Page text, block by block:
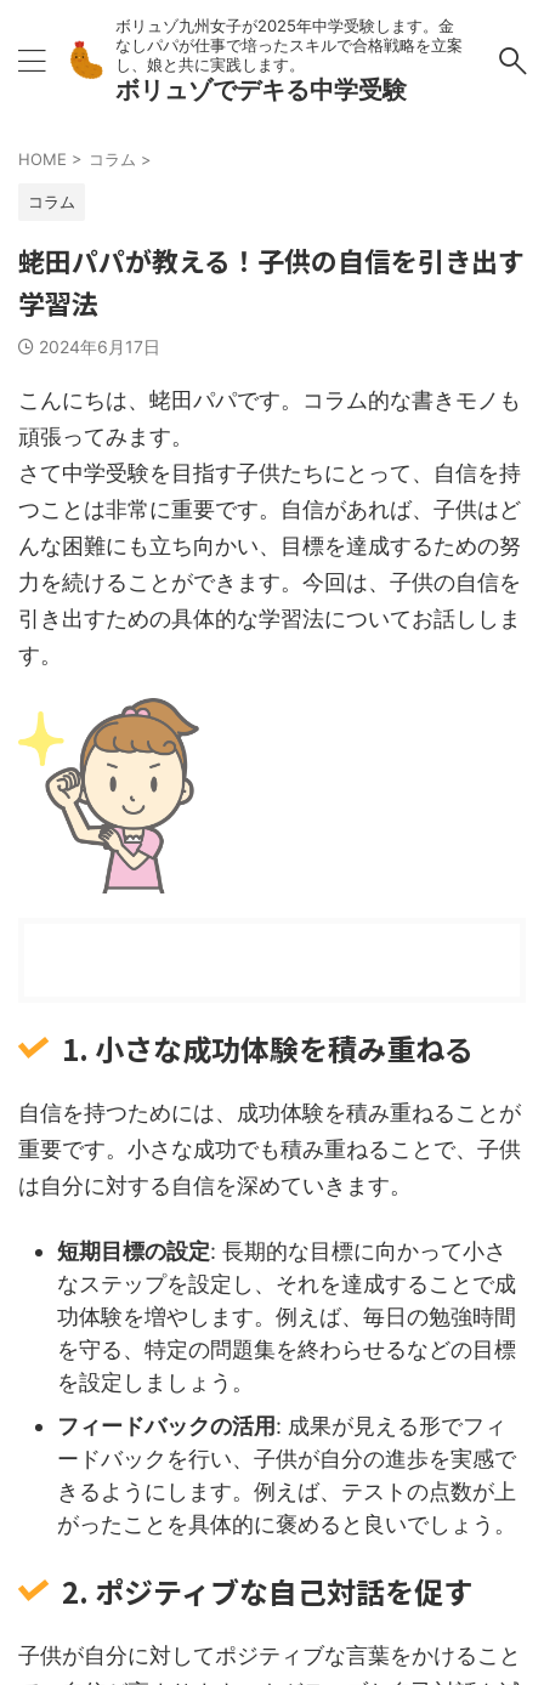
ボリュゾ九州女子が2025年中学受験します。金
なしパパが仕事で培ったスキルで合格戦略を立案
し、娘と共に実践します。
ボリュゾでデキる中学受験
HOME > コラム >
コラム
蛯田パパが教える！子供の自信を引き出す
学習法
2024年6月17日
こんにちは、蛯田パパです。コラム的な書きモノも
頑張ってみます。
さて中学受験を目指す子供たちにとって、自信を持
つことは非常に重要です。自信があれば、子供はど
んな困難にも立ち向かい、目標を達成するための努
力を続けることができます。今回は、子供の自信を
引き出すための具体的な学習法についてお話ししま
す。
1. 小さな成功体験を積み重ねる
自信を持つためには、成功体験を積み重ねることが
重要です。小さな成功でも積み重ねることで、子供
は自分に対する自信を深めていきます。
短期目標の設定: 長期的な目標に向かって小さ
なステップを設定し、それを達成することで成
功体験を増やします。例えば、毎日の勉強時間
を守る、特定の問題集を終わらせるなどの目標
を設定しましょう。
フィードバックの活用: 成果が見える形でフィ
ードバックを行い、子供が自分の進歩を実感で
きるようにします。例えば、テストの点数が上
がったことを具体的に褒めると良いでしょう。
2. ポジティブな自己対話を促す
子供が自分に対してポジティブな言葉をかけること